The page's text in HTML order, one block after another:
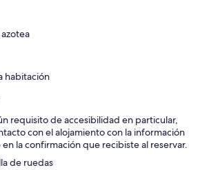
habitación
requisito de accesibilidad en particular,
con el alojamiento con la información
la confirmación que recibiste al reservar.
de ruedas